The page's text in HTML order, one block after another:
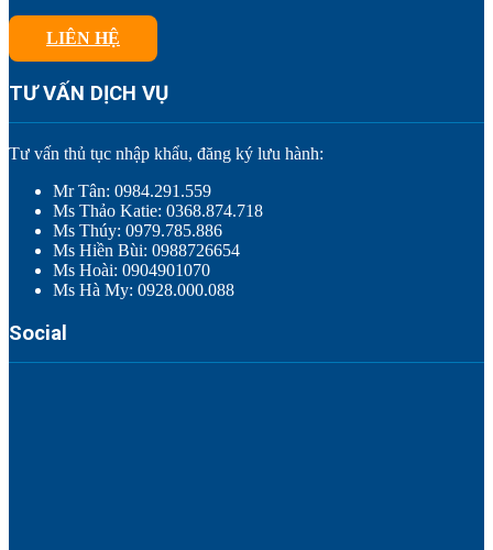
LIÊN HỆ
TƯ VẤN DỊCH VỤ
Tư vấn thủ tục nhập khẩu, đăng ký lưu hành:
Mr Tân: 0984.291.559
Ms Thảo Katie: 0368.874.718
Ms Thúy: 0979.785.886
Ms Hiền Bùi: 0988726654
Ms Hoài: 0904901070
Ms Hà My: 0928.000.088
Social